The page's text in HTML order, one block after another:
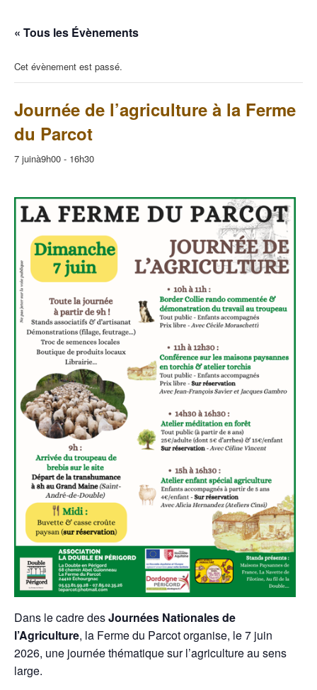
« Tous les Évènements
Cet évènement est passé.
Journée de l’agriculture à la Ferme
du Parcot
7 juinà9h00 - 16h30
Dans le cadre desJournées Nationales de
l’Agriculture, la Ferme du Parcot organise, le 7 juin
2026, une journée thématique sur l’agriculture au sens
large.